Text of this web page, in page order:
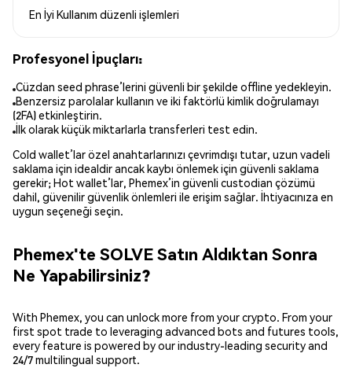
En İyi Kullanım düzenli işlemleri
Profesyonel İpuçları:
Cüzdan seed phrase’lerini güvenli bir şekilde offline yedekleyin.
Benzersiz parolalar kullanın ve iki faktörlü kimlik doğrulamayı
(2FA) etkinleştirin.
İlk olarak küçük miktarlarla transferleri test edin.
Cold wallet’lar özel anahtarlarınızı çevrimdışı tutar, uzun vadeli
saklama için idealdir ancak kaybı önlemek için güvenli saklama
gerekir; Hot wallet’lar, Phemex’in güvenli custodian çözümü
dahil, güvenilir güvenlik önlemleri ile erişim sağlar. İhtiyacınıza en
uygun seçeneği seçin.
Phemex'te SOLVE Satın Aldıktan Sonra
Ne Yapabilirsiniz?
With Phemex, you can unlock more from your crypto. From your
first spot trade to leveraging advanced bots and futures tools,
every feature is powered by our industry-leading security and
24/7 multilingual support.